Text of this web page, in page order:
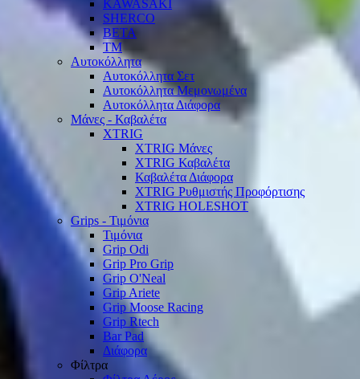
KAWASAKI
SHERCO
BETA
TM
Αυτοκόλλητα
Αυτοκόλλητα Σετ
Αυτοκόλλητα Μεμονωμένα
Αυτοκόλλητα Διάφορα
Μάνες - Καβαλέτα
XTRIG
XTRIG Μάνες
XTRIG Καβαλέτα
Καβαλέτα Διάφορα
XTRIG Ρυθμιστής Προφόρτισης
XTRIG HOLESHOT
Grips - Τιμόνια
Τιμόνια
Grip Odi
Grip Pro Grip
Grip O'Neal
Grip Ariete
Grip Moose Racing
Grip Rtech
Bar Pad
Διάφορα
Φίλτρα